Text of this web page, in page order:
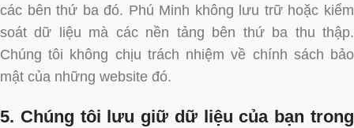
các bên thứ ba đó. Phú Minh không lưu trữ hoặc kiểm
soát dữ liệu mà các nền tảng bên thứ ba thu thập.
Chúng tôi không chịu trách nhiệm về chính sách bảo
mật của những website đó.
5. Chúng tôi lưu giữ dữ liệu của bạn trong